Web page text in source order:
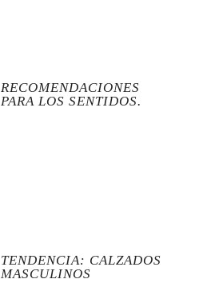
RECOMENDACIONES
PARA LOS SENTIDOS.
TENDENCIA: CALZADOS
MASCULINOS